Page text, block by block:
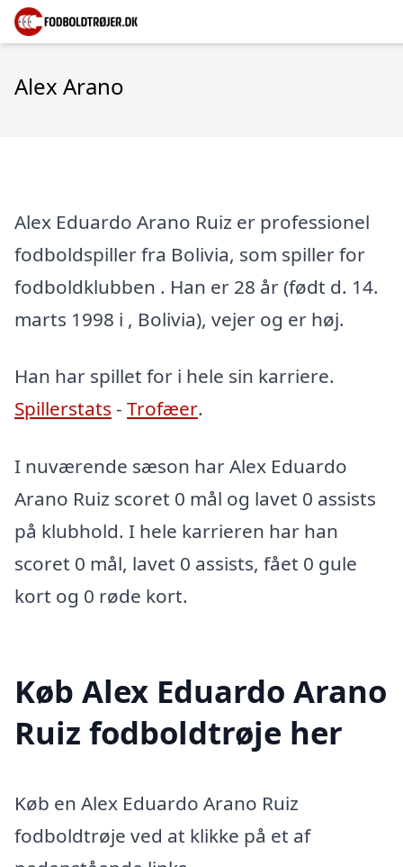
Alex Arano
Alex Eduardo Arano Ruiz er professionel
fodboldspiller fra Bolivia, som spiller for
fodboldklubben . Han er 28 år (født d. 14.
marts 1998 i , Bolivia), vejer og er høj.
Han har spillet for i hele sin karriere.
Spillerstats - Trofæer.
I nuværende sæson har Alex Eduardo
Arano Ruiz scoret 0 mål og lavet 0 assists
på klubhold. I hele karrieren har han
scoret 0 mål, lavet 0 assists, fået 0 gule
kort og 0 røde kort.
Køb Alex Eduardo Arano
Ruiz fodboldtrøje her
Køb en Alex Eduardo Arano Ruiz
fodboldtrøje ved at klikke på et af